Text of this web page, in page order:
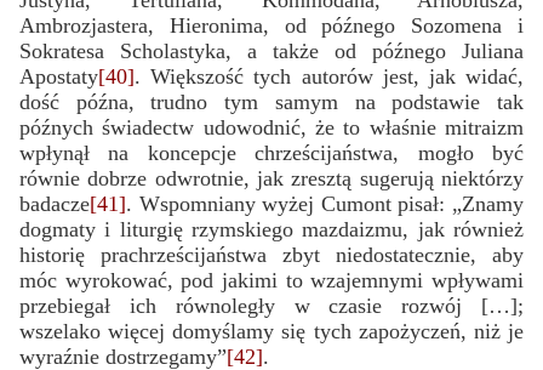
Ambrozjastera, Hieronima, od późnego Sozomena i
Sokratesa Scholastyka, a także od późnego Juliana
Apostaty[40]. Większość tych autorów jest, jak widać,
dość późna, trudno tym samym na podstawie tak
późnych świadectw udowodnić, że to właśnie mitraizm
wpłynął na koncepcje chrześcijaństwa, mogło być
równie dobrze odwrotnie, jak zresztą sugerują niektórzy
badacze[41]. Wspomniany wyżej Cumont pisał: „Znamy
dogmaty i liturgię rzymskiego mazdaizmu, jak również
historię prachrześcijaństwa zbyt niedostatecznie, aby
móc wyrokować, pod jakimi to wzajemnymi wpływami
przebiegał ich równoległy w czasie rozwój […];
wszelako więcej domyślamy się tych zapożyczeń, niż je
wyraźnie dostrzegamy”[42].